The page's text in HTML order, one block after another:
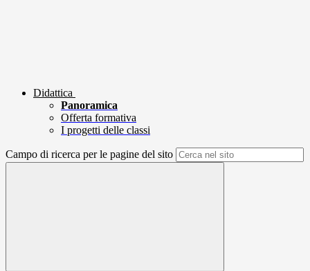
Didattica
Panoramica
Offerta formativa
I progetti delle classi
Campo di ricerca per le pagine del sito